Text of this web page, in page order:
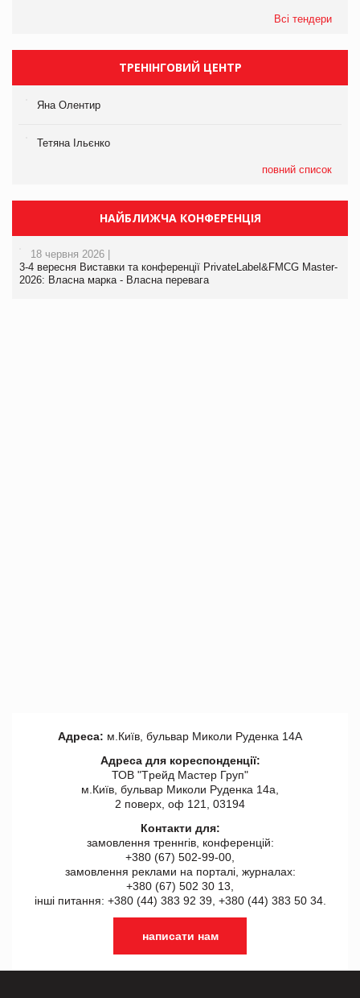
Всі тендери
ТРЕНІНГОВИЙ ЦЕНТР
Яна Олентир
Тетяна Ільєнко
повний список
НАЙБЛИЖЧА КОНФЕРЕНЦІЯ
18 червня 2026 |
3-4 вересня Виставки та конференції PrivateLabel&FMCG Master-
2026: Власна марка - Власна перевага
Адреса: м.Київ, бульвар Миколи Руденка 14А
Адреса для кореспонденції:
ТОВ "Tрейд Мастер Груп"
м.Київ, бульвар Миколи Руденка 14а,
2 поверх, оф 121, 03194
Контакти для:
замовлення треннгів, конференцій:
+380 (67) 502-99-00,
замовлення реклами на порталі, журналах:
+380 (67) 502 30 13,
інші питання: +380 (44) 383 92 39, +380 (44) 383 50 34.
написати нам